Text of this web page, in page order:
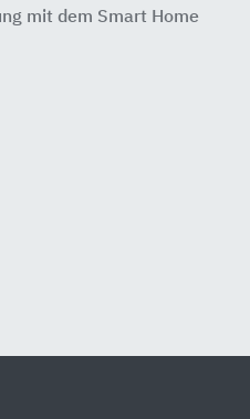
mit dem Smart Home